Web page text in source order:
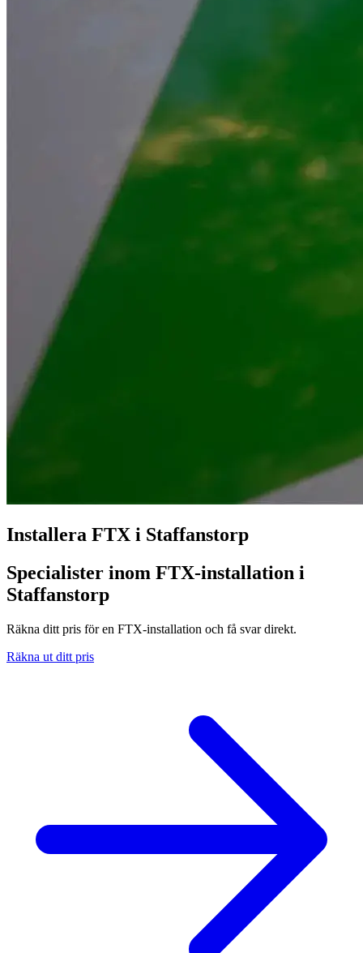
Installera FTX i Staffanstorp
Specialister inom FTX-installation i
Staffanstorp
Räkna ditt pris för en FTX-installation och få svar direkt.
Räkna ut ditt pris